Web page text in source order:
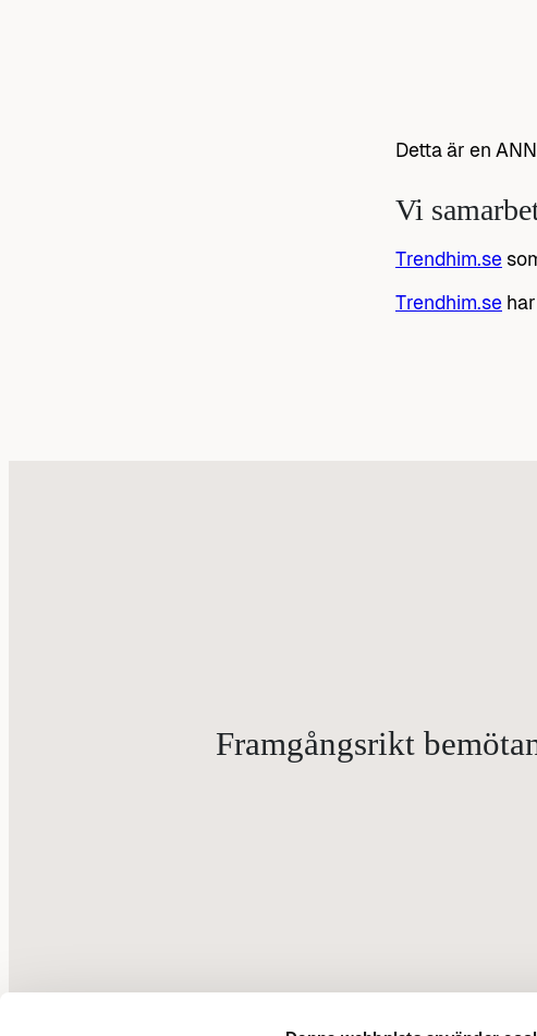
Detta är en
Vi
Trendhim.se
Trendhim.se
Framgångsrikt